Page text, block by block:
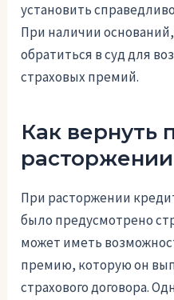
установить
При наличии
обратиться в суд для
страховых премий.
Как вернуть
При расторжении
было предусмотрено
может иметь
премию, которую он
страхового договора.